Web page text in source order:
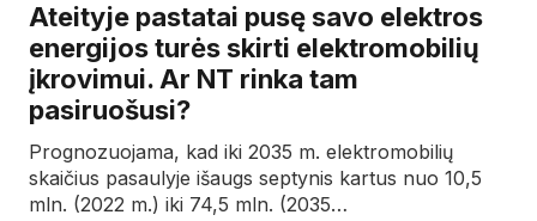
Ateityje pastatai pusę savo elektros
energijos turės skirti elektromobilių
įkrovimui. Ar NT rinka tam
pasiruošusi?
Prognozuojama, kad iki 2035 m. elektromobilių
skaičius pasaulyje išaugs septynis kartus nuo 10,5
mln. (2022 m.) iki 74,5 mln. (2035…